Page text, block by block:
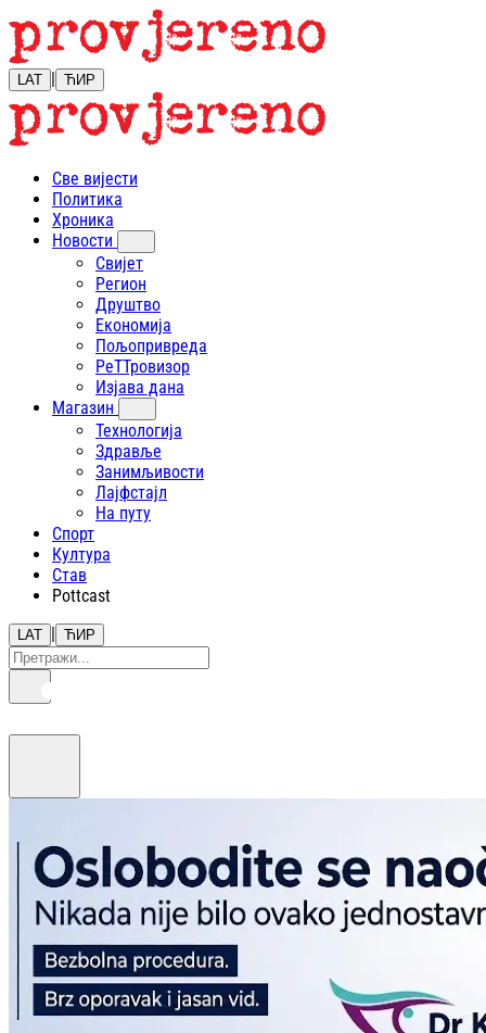
LAT | ЋИР
Све вијести
Политика
Хроника
Новости
Свијет
Регион
Друштво
Економија
Пољопривреда
РеТТровизор
Изјава дана
Магазин
Технологија
Здравље
Занимљивости
Лајфстajл
На путу
Спорт
Култура
Став
Pottcast
LAT | ЋИР